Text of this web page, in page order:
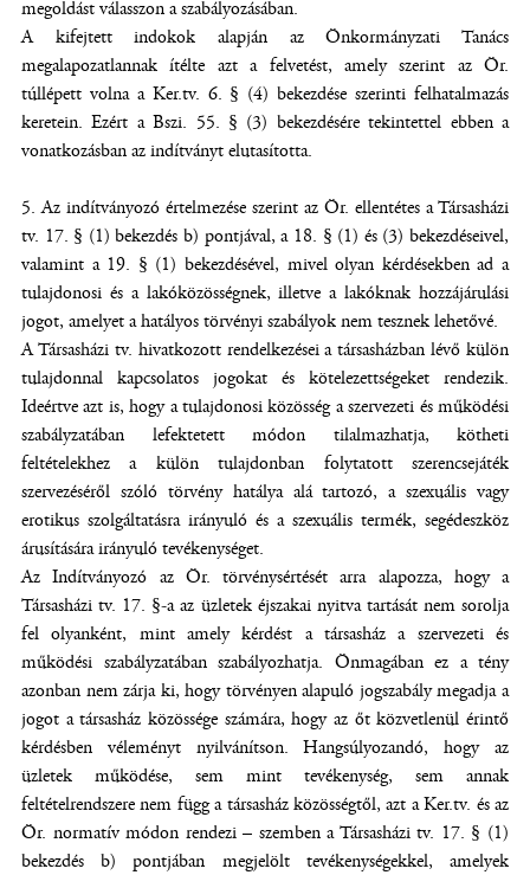
megoldást válasszon a szabályozásában.
A kifejtett indokok alapján az Önkormányzati Tanács
megalapozatlannak ítélte azt a felvetést, amely szerint az Ör.
túllépett volna a Ker.tv. 6. § (4) bekezdése szerinti felhatalmazás
keretein. Ezért a Bszi. 55. § (3) bekezdésére tekintettel ebben a
vonatkozásban az indítványt elutasította.
5. Az indítványozó értelmezése szerint az Ör. ellentétes a Társasházi
tv. 17. § (1) bekezdés b) pontjával, a 18. § (1) és (3) bekezdéseivel,
valamint a 19. § (1) bekezdésével, mivel olyan kérdésekben ad a
tulajdonosi és a lakóközösségnek, illetve a lakóknak hozzájárulási
jogot, amelyet a hatályos törvényi szabályok nem tesznek lehetővé.
A Társasházi tv. hivatkozott rendelkezései a társasházban lévő külön
tulajdonnal kapcsolatos jogokat és kötelezettségeket rendezik.
Ideértve azt is, hogy a tulajdonosi közösség a szervezeti és működési
szabályzatában lefektetett módon tilalmazhatja, kötheti
feltételekhez a külön tulajdonban folytatott szerencsejáték
szervezéséről szóló törvény hatálya alá tartozó, a szexuális vagy
erotikus szolgáltatásra irányuló és a szexuális termék, segédeszköz
árusítására irányuló tevékenységet.
Az Indítványozó az Ör. törvénysértését arra alapozza, hogy a
Társasházi tv. 17. §-a az üzletek éjszakai nyitva tartását nem sorolja
fel olyanként, mint amely kérdést a társasház a szervezeti és
működési szabályzatában szabályozhatja. Önmagában ez a tény
azonban nem zárja ki, hogy törvényen alapuló jogszabály megadja a
jogot a társasház közössége számára, hogy az őt közvetlenül érintő
kérdésben véleményt nyilvánítson. Hangsúlyozandó, hogy az
üzletek működése, sem mint tevékenység, sem annak
feltételrendszere nem függ a társasház közösségtől, azt a Ker.tv. és az
Ör. normatív módon rendezi – szemben a Társasházi tv. 17. § (1)
bekezdés b) pontjában megjelölt tevékenységekkel, amelyek